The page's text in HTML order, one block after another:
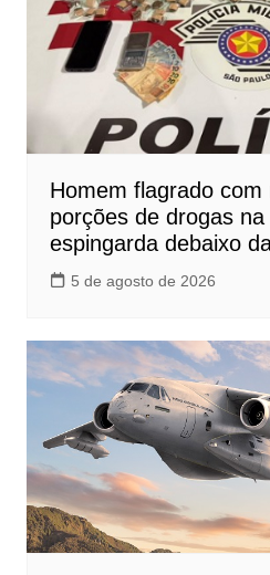
Homem flagrado com
porções de drogas
espingarda debaixo
5 de agosto de 2026